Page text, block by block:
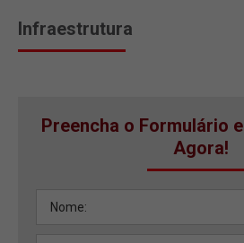
Infraestrutura
Preencha o Formulário
Agora!